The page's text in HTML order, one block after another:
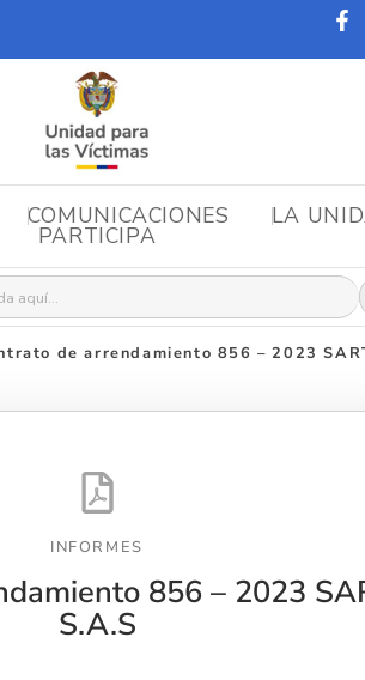
COMUNICACIONES LA
PARTICIPA
de arrendamiento 856 – 2023
INFORMES
856 – 2023
S.A.S